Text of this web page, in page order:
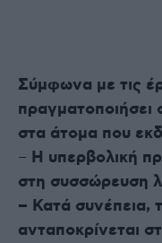
Σύμφωνα με τις
πραγματοποιήσει
στα άτομα που
– Η υπερβολική
στη συσσώρευση
– Κατά συνέπεια,
ανταποκρίνεται